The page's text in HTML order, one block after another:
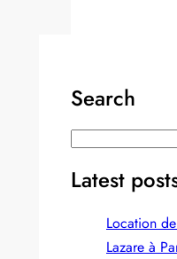
Search
a
Latest
Location
Lazare à